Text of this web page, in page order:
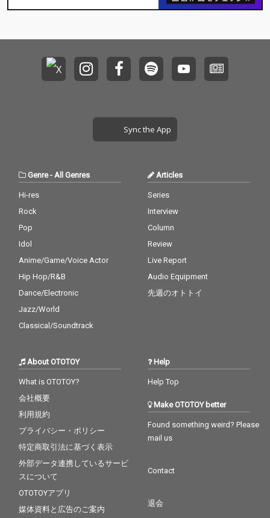
Sync the App
Genre- All Genres
Hi-res
Rock
Pop
Idol
Anime/Game/Voice Actor
Hip Hop/R&B
Dance/Electronic
Jazz/World
Classical/Soundtrack
Articles
Series
Interview
Column
Review
Live Report
Audio Equipment
先週のオトトイ
About OTOTOY
What is OTOTOY?
会社概要
利用規約
プライバシー・ポリシー
特定商取引法に基づく表示
外部データ連携しているサービ
スについて
OTOTOYアプリ
媒体資料と広告のご案内
Help
Help Top
Make OTOTOY better
Found something weird? Please
mail us
Contact
退会